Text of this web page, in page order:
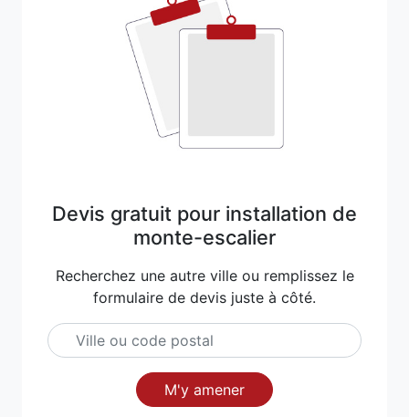
Devis gratuit pour installation de
monte-escalier
Recherchez une autre ville ou remplissez le
formulaire de devis juste à côté.
M'y amener